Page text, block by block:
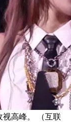
视高峰。 （互联